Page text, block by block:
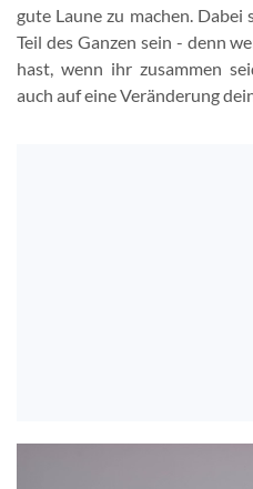
gute Laune zu machen.
Teil des Ganzen sein - denn
hast, wenn ihr zusammen
auch auf eine Veränderung